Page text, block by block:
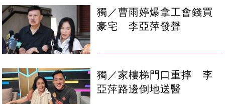
獨／曹雨婷爆拿工會錢買
豪宅 李亞萍發聲
獨／家樓梯門口重摔 李
亞萍路邊倒地送醫